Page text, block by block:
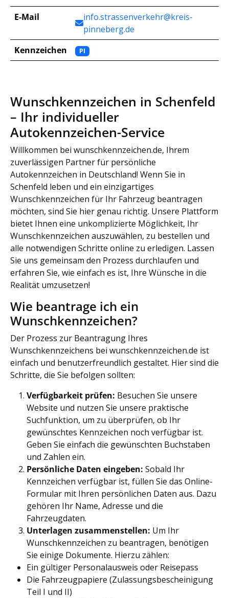
E-Mail
info.strassenverkehr@kreis-
pinneberg.de
Kennzeichen
PI
Wunschkennzeichen in Schenfeld
– Ihr individueller
Autokennzeichen-Service
Willkommen bei wunschkennzeichen.de, Ihrem
zuverlässigen Partner für persönliche
Autokennzeichen in Deutschland! Wenn Sie in
Schenfeld leben und ein einzigartiges
Wunschkennzeichen für Ihr Fahrzeug beantragen
möchten, sind Sie hier genau richtig. Unsere Plattform
bietet Ihnen eine unkomplizierte Möglichkeit, Ihr
Wunschkennzeichen auszuwählen, zu bestellen und
alle notwendigen Schritte online zu erledigen. Lassen
Sie uns gemeinsam den Prozess durchlaufen und
erfahren Sie, wie einfach es ist, Ihre Wünsche in die
Realität umzusetzen!
Wie beantrage ich ein
Wunschkennzeichen?
Der Prozess zur Beantragung Ihres
Wunschkennzeichens bei wunschkennzeichen.de ist
einfach und benutzerfreundlich gestaltet. Hier sind die
Schritte, die Sie befolgen sollten:
Verfügbarkeit prüfen: Besuchen Sie unsere
Website und nutzen Sie unsere praktische
Suchfunktion, um zu überprüfen, ob Ihr
gewünschtes Kennzeichen noch verfügbar ist.
Geben Sie einfach die gewünschten Buchstaben
und Zahlen ein.
Persönliche Daten eingeben: Sobald Ihr
Kennzeichen verfügbar ist, füllen Sie das Online-
Formular mit Ihren persönlichen Daten aus. Dazu
gehören Ihr Name, Adresse und die
Fahrzeugdaten.
Unterlagen zusammenstellen: Um Ihr
Wunschkennzeichen zu beantragen, benötigen
Sie einige Dokumente. Hierzu zählen:
Ein gültiger Personalausweis oder Reisepass
Die Fahrzeugpapiere (Zulassungsbescheinigung
Teil I und II)